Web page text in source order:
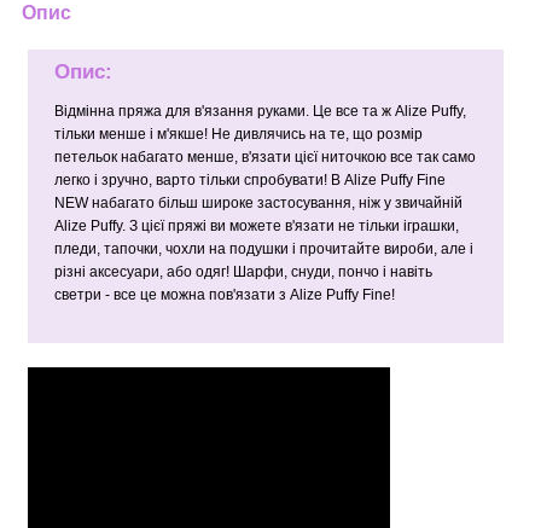
Опис
Опис:
Відмінна пряжа для в'язання руками. Це все та ж Alize Puffy,
тільки менше і м'якше! Не дивлячись на те, що розмір
петельок набагато менше, в'язати цієї ниточкою все так само
легко і зручно, варто тільки спробувати! В Alize Puffy Fine
NEW набагато більш широке застосування, ніж у звичайній
Alize Puffy. З цієї пряжі ви можете в'язати не тільки іграшки,
пледи, тапочки, чохли на подушки і прочитайте вироби, але і
різні аксесуари, або одяг! Шарфи, снуди, пончо і навіть
светри - все це можна пов'язати з Alize Puffy Fine!